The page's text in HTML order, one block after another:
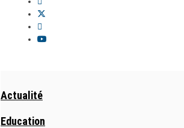
Actualité
Education